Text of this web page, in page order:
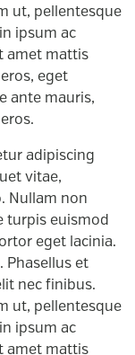
ut, pellentesque
ipsum ac
amet mattis
eget
ante mauris,
adipiscing
vitae,
Nullam non
turpis euismod
eget lacinia.
Phasellus et
nec finibus.
ut, pellentesque
ipsum ac
amet mattis